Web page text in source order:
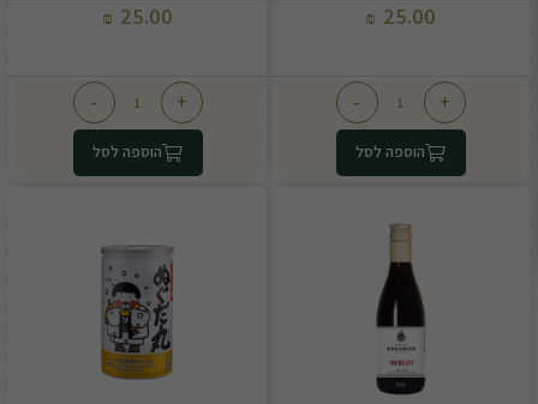
25.00
₪
+
-
הוספה לסל
25.00
₪
+
-
הוספה לסל